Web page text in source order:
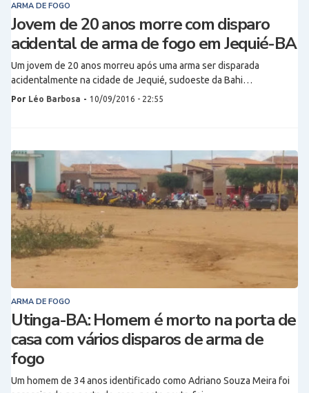
ARMA DE FOGO
Jovem de 20 anos morre com disparo
acidental de arma de fogo em Jequié-BA
Um jovem de 20 anos morreu após uma arma ser disparada
acidentalmente na cidade de Jequié, sudoeste da Bahi…
Por Léo Barbosa - 10/09/2016 - 22:55
ARMA DE FOGO
Utinga-BA: Homem é morto na porta de
casa com vários disparos de arma de
fogo
Um homem de 34 anos identificado como Adriano Souza Meira foi